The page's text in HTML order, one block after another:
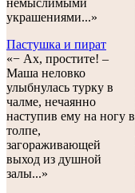
немыслимыми
украшениями...»
Пастушка и пират
«− Ах, простите! –
Маша неловко
улыбнулась турку в
чалме, нечаянно
наступив ему на ногу в
толпе,
загораживающей
выход из душной
залы...»